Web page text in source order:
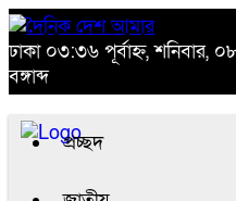
ঢাকা ০৩:৩৬ পূর্বাহ্ন, শনিবার,
বঙ্গাব্দ
প্রচ্ছদ